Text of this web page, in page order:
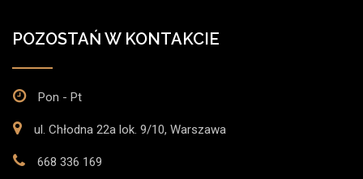
POZOSTAŃ W KONTAKCIE
Pon - Pt
ul. Chłodna 22a lok. 9/10, Warszawa
668 336 169